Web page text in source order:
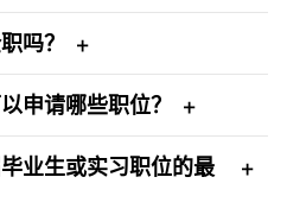
实习生均有薪酬。
吗？
为全职。
申请哪些职位？
，您可能符合应届毕业生职位
资格请查看职位描述。
业生或实习职位的最